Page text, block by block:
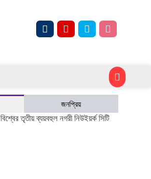
জনপ্রিয়
বিশ্বের তৃতীয় ব্যয়বহুল নগরী নিউইয়র্ক সিটি